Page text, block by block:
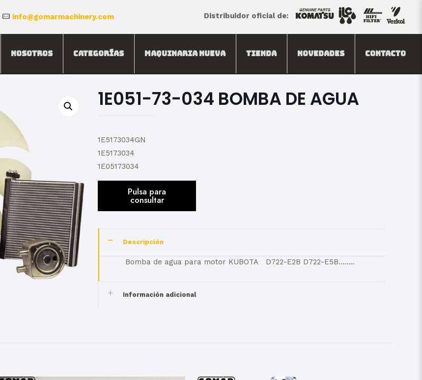
info@gomarmachinery.com Distribuidor oficial de:
Nosotros Categorías Maquinaria Nueva Tienda Novedades Contacto
1E051-73-034 BOMBA DE AGUA
1E5173034GN
1E5173034
1E05173034
Descripción
Bomba de agua para motor KUBOTA D722-E2B D722-E5B……..
Información adicional